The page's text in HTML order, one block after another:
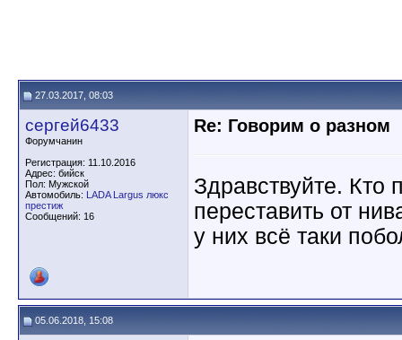
27.03.2017, 08:03
сергей6433
Форумчанин
Регистрация: 11.10.2016
Адрес: бийск
Пол: Мужской
Автомобиль: LADA Largus люкс
престиж
Сообщений: 16
Re: Говорим о разном
Здравствуйте. Кто
переставить от
у них всё таки
05.06.2018, 15:08